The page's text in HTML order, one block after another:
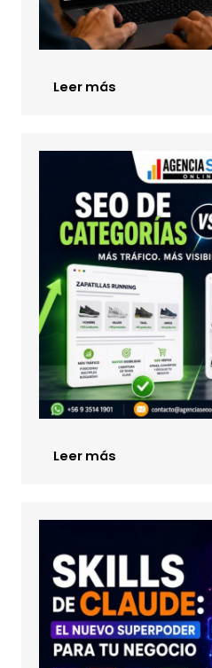
Leer más
Leer más